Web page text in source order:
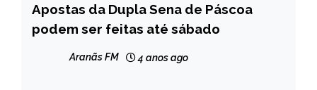
BRASIL
NOTÍCIAS
Apostas da Dupla Sena de Páscoa
podem ser feitas até sábado
Aranãs FM 4 anos ago